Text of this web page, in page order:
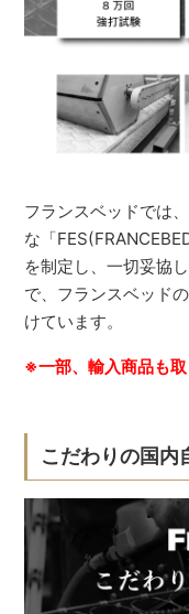
フランスベッドでは
な「
を制定し、一切妥協
で、フランスベッド
けています。
※一部、輸入商品も取
こだわりの国内